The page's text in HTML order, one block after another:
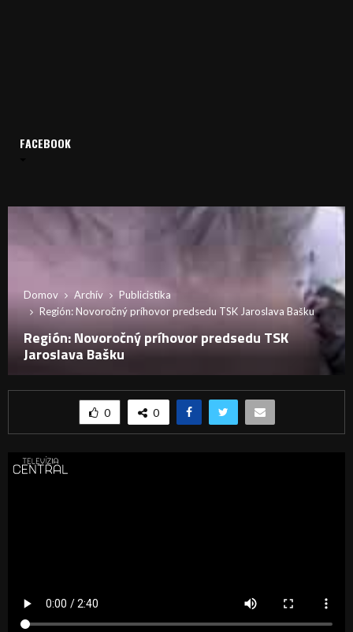
Domov Archív
Publicistika
Región: Novoročný príhovor predsedu TSK Jaroslava Bašku
Región: Novoročný príhovor predsedu TSK
Jaroslava Bašku
0 0
FACEBOOK